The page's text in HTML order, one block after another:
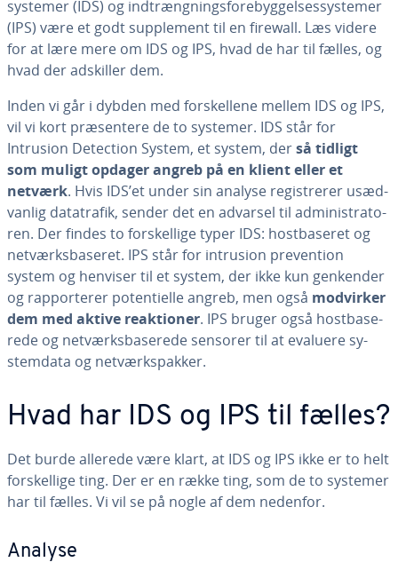
sy­ste­mer (IDS) og ind­træng­nings­fore­byg­gel­ses­sy­ste­mer
(IPS) være et godt sup­ple­ment til en firewall. Læs videre
for at lære mere om IDS og IPS, hvad de har til fælles, og
hvad der adskiller dem.
Inden vi går i dybden med for­skel­le­ne mellem IDS og IPS,
vil vi kort præ­sen­te­re de to systemer. IDS står for
Intrusion Detection System, et system, derså tidligt
som muligt opdager angreb på en klient eller et
netværk. Hvis IDS’et under sin analyse re­gi­stre­rer usæd­
van­lig da­ta­tra­fik, sender det en advarsel til ad­mi­ni­stra­to­
ren. Der findes to for­skel­li­ge typer IDS: host­ba­se­ret og
net­værks­ba­se­ret. IPS står for intrusion pre­ven­tion
system og henviser til et system, der ikke kun genkender
og rap­por­te­rer po­ten­ti­el­le angreb, men også modvirker
dem med aktive re­ak­tio­ner. IPS bruger også host­ba­se­
re­de og net­værks­ba­se­re­de sensorer til at evaluere sy­
stem­da­ta og net­værks­pak­ker.
Hvad har IDS og IPS til fælles?
Det burde allerede være klart, at IDS og IPS ikke er to helt
for­skel­li­ge ting. Der er en række ting, som de to systemer
har til fælles. Vi vil se på nogle af dem nedenfor.
Analyse